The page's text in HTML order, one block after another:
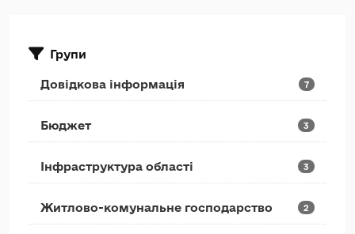
Групи
Довідкова інформація 7
Бюджет 3
Інфраструктура області 3
Житлово-комунальне господарство 2